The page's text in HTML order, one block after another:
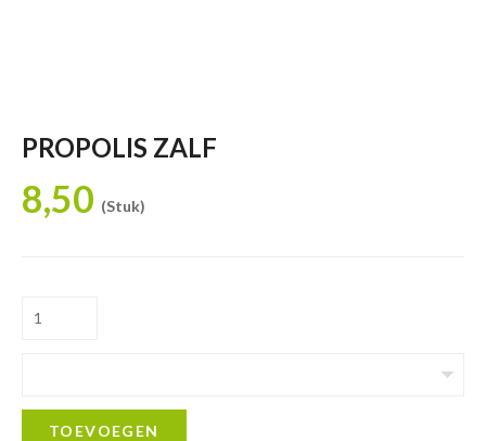
PROPOLIS ZALF
8,50 (Stuk)
TOEVOEGEN